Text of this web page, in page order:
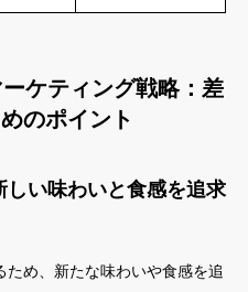
ケティング戦略：差
のポイント
い味わいと食感を追求
め、新たな味わいや食感を追